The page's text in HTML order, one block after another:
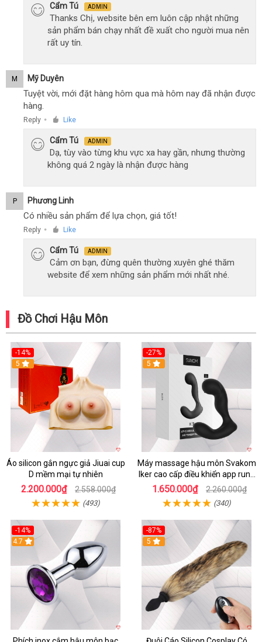
Cẩm Tú ADMIN
Thanks Chị, website bên em luôn cập nhật những
sản phẩm bán chạy nhất đề xuất cho người mua nên
rất uy tín.
M Mỹ Duyên
Tuyệt vời, mới đặt hàng hôm qua mà hôm nay đã nhận được
hàng.
Reply ● Like
Cẩm Tú ADMIN
Dạ, tùy vào từng khu vực xa hay gần, nhưng thường
không quá 2 ngày là nhận được hàng
P Phương Linh
Có nhiều sản phẩm để lựa chọn, giá tốt!
Reply ● Like
Cẩm Tú ADMIN
Cảm ơn bạn, đừng quên thường xuyên ghé thăm
website để xem những sản phẩm mới nhất nhé.
Đồ Chơi Hậu Môn
-14%
5
Áo silicon gắn ngực giả Jiuai cup
D mềm mại tự nhiên
2.200.000₫ 2.558.000₫
(493)
-27%
5
Máy massage hậu môn Svakom
Iker cao cấp điều khiển app rung
mạnh
1.650.000₫ 2.260.000₫
(340)
-14%
4.7
-87%
5